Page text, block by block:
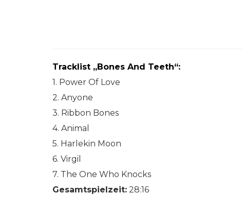
Tracklist „Bones And Teeth“:
1. Power Of Love
2. Anyone
3. Ribbon Bones
4. Animal
5. Harlekin Moon
6. Virgil
7. The One Who Knocks
Gesamtspielzeit: 28:16